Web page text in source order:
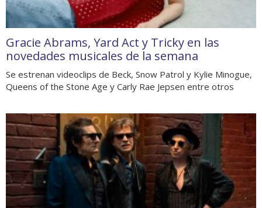
Gracie Abrams, Yard Act y Tricky en las
novedades musicales de la semana
Se estrenan videoclips de Beck, Snow Patrol y Kylie Minogue,
Queens of the Stone Age y Carly Rae Jepsen entre otros